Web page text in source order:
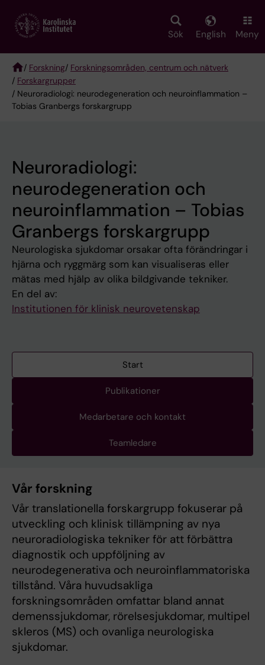
main
Sök English Meny
Breadcrumb
/ Forskning/ Forskningsområden, centrum och nätverk
/ Forskargrupper
/ Neuroradiologi: neurodegeneration och neuroinflammation –
Tobias Granbergs forskargrupp
Neuroradiologi:
neurodegeneration och
neuroinflammation – Tobias
Granbergs forskargrupp
Neurologiska sjukdomar orsakar ofta förändringar i
hjärna och ryggmärg som kan visualiseras eller
mätas med hjälp av olika bildgivande tekniker.
En del av:
Institutionen för klinisk neurovetenskap
Start
Publikationer
Medarbetare och kontakt
Teamledare
Vår forskning
Vår translationella forskargrupp fokuserar på
utveckling och klinisk tillämpning av nya
neuroradiologiska tekniker för att förbättra
diagnostik och uppföljning av
neurodegenerativa och neuroinflammatoriska
tillstånd. Våra huvudsakliga
forskningsområden omfattar bland annat
demenssjukdomar, rörelsesjukdomar, multipel
skleros (MS) och ovanliga neurologiska
sjukdomar.